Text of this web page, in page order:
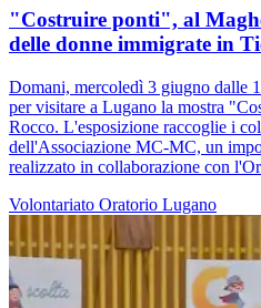
"Costruire ponti", al
delle donne immigrate in
Domani, mercoledì 3 giugno dalle
per visitare a Lugano la mostra
Rocco. L'esposizione raccoglie i
dell'Associazione MC-MC, un
realizzato in collaborazione con
Volontariato Oratorio Lugano